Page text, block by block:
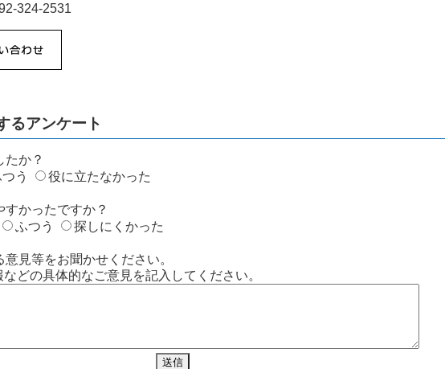
324-2531
るアンケート
たか？
う 役に立たなかった
すかったですか？
ふつう 探しにくかった
見等をお聞かせください。
どの具体的なご意見を記入してください。